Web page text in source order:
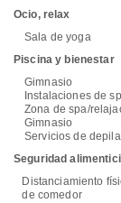
Ocio, relax
Sala de yoga
Piscina y bienestar
Gimnasio
Instalaciones de
Zona de spa/
Gimnasio
Servicios de
Seguridad
Distanciamiento
de comedor